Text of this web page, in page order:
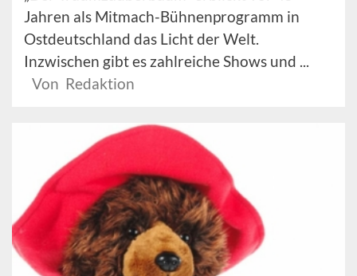
Jahren als Mitmach-Bühnenprogramm in
Ostdeutschland das Licht der Welt.
Inzwischen gibt es zahlreiche Shows und ...
Von Redaktion